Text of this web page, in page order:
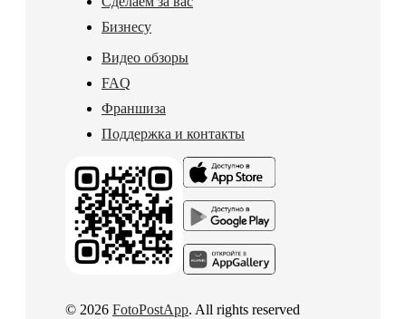
Бизнесу
Видео обзоры
FAQ
Франшиза
Поддержка и контакты
© 2026 FotoPostApp. All rights reserved